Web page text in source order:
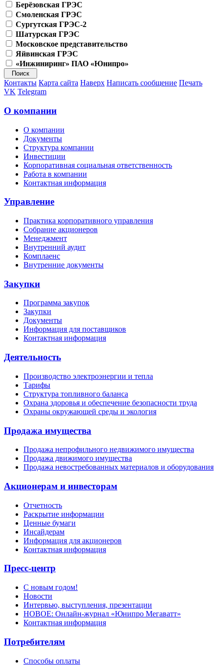
Берёзовская ГРЭС
Смоленская ГРЭС
Сургутская ГРЭС-2
Шатурская ГРЭС
Московское представительство
Яйвинская ГРЭС
«Инжиниринг» ПАО «Юнипро»
Контакты Карта сайта Наверх Написать сообщение Печать
VK Telegram
О компании
О компании
Документы
Структура компании
Инвестиции
Корпоративная социальная ответственность
Работа в компании
Контактная информация
Управление
Практика корпоративного управления
Собрание акционеров
Менеджмент
Внутренний аудит
Комплаенс
Внутренние документы
Закупки
Программа закупок
Закупки
Документы
Информация для поставщиков
Контактная информация
Деятельность
Производство электроэнергии и тепла
Тарифы
Структура топливного баланса
Охрана здоровья и обеспечение безопасности труда
Охраны окружающей среды и экология
Продажа имущества
Продажа непрофильного недвижимого имущества
Продажа движимого имущества
Продажа невостребованных материалов и оборудования
Акционерам и инвесторам
Отчетность
Раскрытие информации
Ценные бумаги
Инсайдерам
Информация для акционеров
Контактная информация
Пресс-центр
С новым годом!
Новости
Интервью, выступления, презентации
НОВОЕ: Онлайн-журнал «Юнипро Мегаватт»
Контактная информация
Потребителям
Способы оплаты